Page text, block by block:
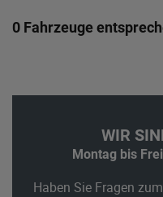
0 Fahrzeuge
WIR
Montag bis
Haben Sie Fragen